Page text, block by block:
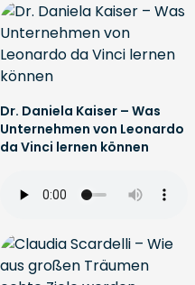
Dr. Daniela Kaiser – Was
Unternehmen von Leonardo
da Vinci lernen können